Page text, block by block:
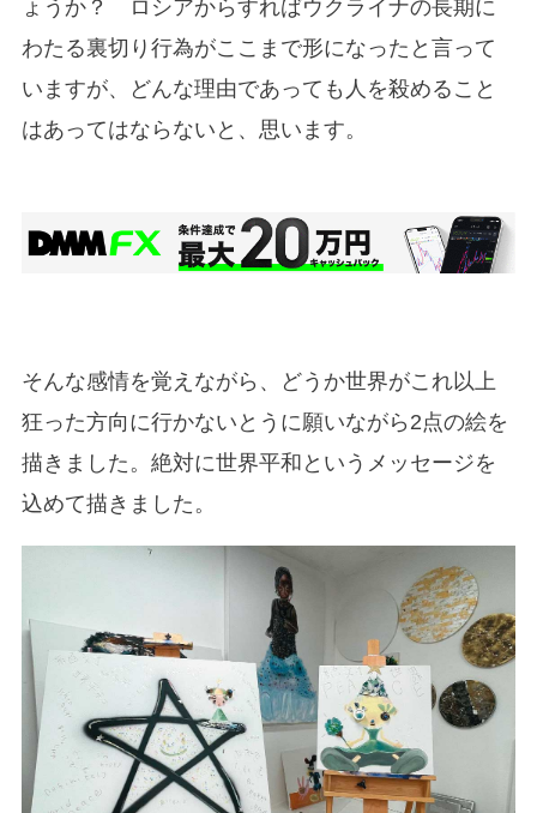
ょうか？ ロシアからすればウクライナの長期に
わたる裏切り行為がここまで形になったと言って
いますが、どんな理由であっても人を殺めること
はあってはならないと、思います。
そんな感情を覚えながら、どうか世界がこれ以上
狂った方向に行かないとうに願いながら2点の絵を
描きました。絶対に世界平和というメッセージを
込めて描きました。